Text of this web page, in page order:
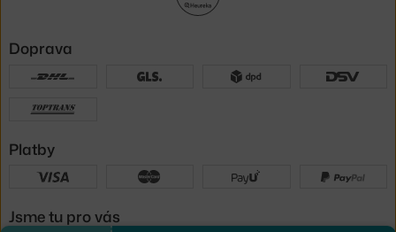
Doprava
Platby
Jsme tu pro vás